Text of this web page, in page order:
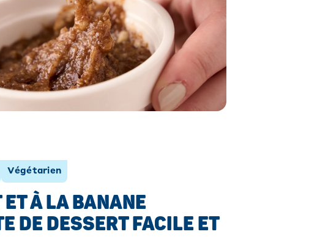
Végétarien
À LA BANANE
DE DESSERT FACILE ET